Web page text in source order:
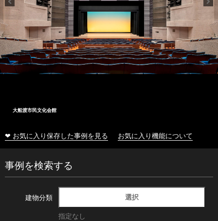
大船渡市民文化会館
❤ お気に入り保存した事例を見る お気に入り機能について
事例を検索する
建物分類 選択
指定なし